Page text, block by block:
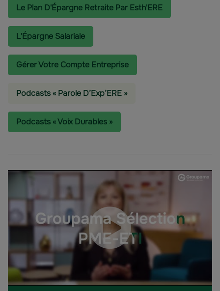
Le Plan D'Épargne Retraite Par Esth'ERE
L'épargne Salariale
Gérer Votre Compte Entreprise
Podcasts « Parole D’Exp’ERE »
Podcasts « Voix Durables »